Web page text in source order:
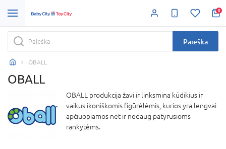
0
Paieška
OBALL
OBALL
OBALL produkcija žavi ir linksmina kūdikius ir
vaikus ikoniškomis figūrėlėmis, kurios yra lengvai
apčiuopiamos net ir nedaug patyrusioms
rankytėms.